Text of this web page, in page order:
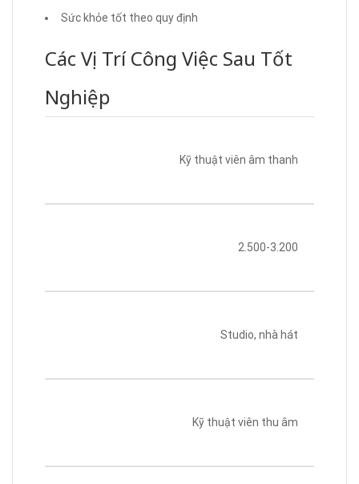
Sức khỏe tốt theo quy định
Các Vị Trí Công Việc Sau Tốt
Nghiệp
Kỹ thuật viên âm thanh
2.500-3.200
Studio, nhà hát
Kỹ thuật viên thu âm